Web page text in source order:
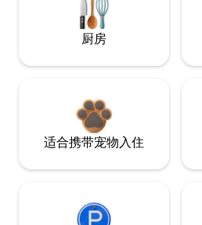
厨房
适合携带宠物入住